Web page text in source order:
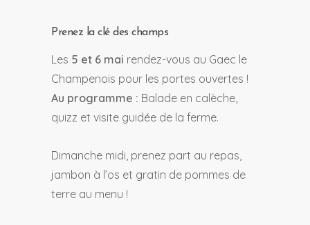
Prenez la clé des champs
Les 5 et 6 mai rendez-vous au Gaec le
Champenois pour les portes ouvertes !
Au programme : Balade en calèche,
quizz et visite guidée de la ferme.
Dimanche midi, prenez part au repas,
jambon à l’os et gratin de pommes de
terre au menu !